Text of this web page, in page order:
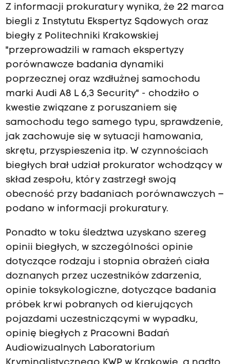
Z informacji prokuratury wynika, że 22 marca
biegli z Instytutu Ekspertyz Sądowych oraz
biegły z Politechniki Krakowskiej
"przeprowadzili w ramach ekspertyzy
porównawcze badania dynamiki
poprzecznej oraz wzdłużnej samochodu
marki Audi A8 L 6,3 Security" - chodziło o
kwestie związane z poruszaniem się
samochodu tego samego typu, sprawdzenie,
jak zachowuje się w sytuacji hamowania,
skrętu, przyspieszenia itp. W czynnościach
biegłych brał udział prokurator wchodzący w
skład zespołu, który zastrzegł swoją
obecność przy badaniach porównawczych –
podano w informacji prokuratury.
Ponadto w toku śledztwa uzyskano szereg
opinii biegłych, w szczególności opinie
dotyczące rodzaju i stopnia obrażeń ciała
doznanych przez uczestników zdarzenia,
opinie toksykologiczne, dotyczące badania
próbek krwi pobranych od kierujących
pojazdami uczestniczącymi w wypadku,
opinię biegłych z Pracowni Badań
Audiowizualnych Laboratorium